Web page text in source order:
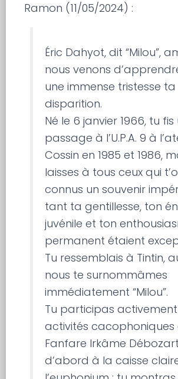
Ramon (11/05/2024) :
Éric Dahyot, dit “Milou”,
nous venons
une immense tristesse ta
disparition.
Né le 6 janvier 1966, tu
passage à l’U.P.A. 9 à
Cossin en 1985 et 1986,
laisses à tous ceux qui
connus un souvenir
tant ta gentillesse, ton
juvénile et ton
permanent étaient
Tu ressemblais à Tintin,
nous te surnommâmes
immédiatement “Milou”.
Tu participas
activités cacophoniques
Fanfare Irkâme
d’abord à la caisse